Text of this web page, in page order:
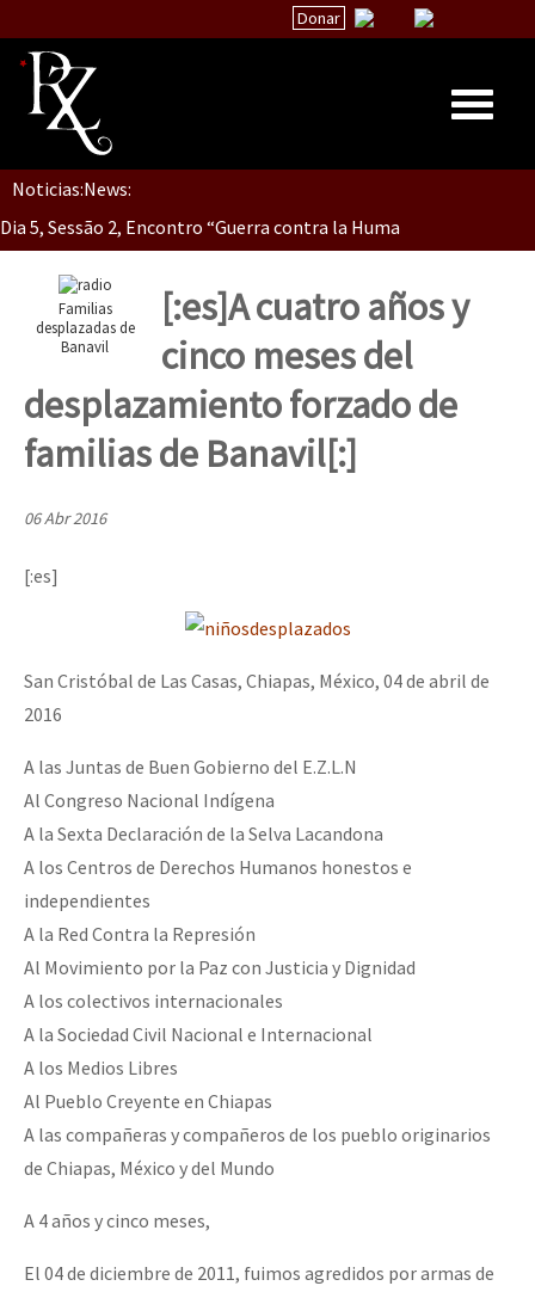
Donar
Inicio
Quiénes Somos
La palabra del EZLN
Encuentros
Chiapas
México
Latinoamérica
AutonomÍa y Resistencia
Migración
Presos
Mujeres
Niñxs
ETIQUETAS
MULTIMEDIA
Fotorreportaje
Video
Semillero Guerra contra la Humanidad. (Las poblaciones y
la naturaleza bajo asedio)
Noticias:News:
Dia 5, Sessão 2, Encontro “Guerra contra la Humanidad”
Dia 5, sessão 1, do Encontro “Guerra contra a Humanidade”(As
Dia 4 – Encontro “Guerra contra a Humanidade” (As populações
Dia 3 do Encontro “Guerra contra a Humanidade”
Dia 2 do Encontro “Guerra contra a Humanidad”
[CDMX – 20 julio] Jornadas globales por la libertad de Jesús
“Sonhando a Terra do Bem Virá” se publica no Estado Espanhol
Se o México sabe, que o mundo saiba! Nossas lutas pela
[25 abr – CDMX] Tokín por el CNI: 30 años de Resistencia y
Familias
desplazadas de
Banavil
[:es]A cuatro años y
cinco meses del
desplazamiento forzado de
familias de Banavil[:]
06 Abr 2016
[:es]
San Cristóbal de Las Casas, Chiapas, México, 04 de abril de
2016
A las Juntas de Buen Gobierno del E.Z.L.N
Al Congreso Nacional Indígena
A la Sexta Declaración de la Selva Lacandona
A los Centros de Derechos Humanos honestos e
independientes
A la Red Contra la Represión
Al Movimiento por la Paz con Justicia y Dignidad
A los colectivos internacionales
A la Sociedad Civil Nacional e Internacional
A los Medios Libres
Al Pueblo Creyente en Chiapas
A las compañeras y compañeros de los pueblo originarios
de Chiapas, México y del Mundo
A 4 años y cinco meses,
El 04 de diciembre de 2011, fuimos agredidos por armas de